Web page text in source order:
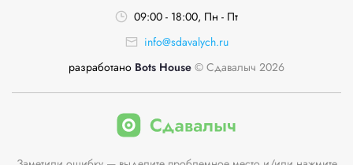
09:00 - 18:00, Пн - Пт
info@sdavalych.ru
разработано Bots House © Сдавалыч 2026